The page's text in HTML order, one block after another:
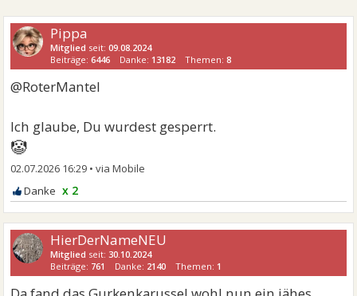
Pippa
Mitglied seit:09.08.2024
Beiträge:6446 Danke: 13182 Themen:8
@RoterMantel
Ich glaube, Du wurdest gesperrt.
🤡
02.07.2026 16:29 •
x 2
HierDerNameNEU
Mitglied seit: 30.10.2024
Beiträge: 761 Danke: 2140 Themen: 1